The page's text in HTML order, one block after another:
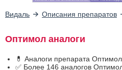
Видаль Описания препаратов
Оптимол аналоги
💊 Аналоги препарата Оптимол
✅ Более 146 аналогов